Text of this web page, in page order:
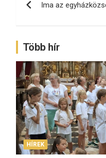
navigáció
Ima az
Több hír
HÍREK